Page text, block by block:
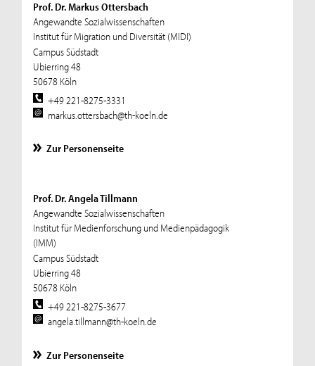
Prof. Dr. Markus Ottersbach
Angewandte Sozialwissenschaften
Institut für Migration und Diversität (MIDI)
Campus Südstadt
Ubierring 48
50678 Köln
+49 221-8275-3331
markus.ottersbach@th-koeln.de
Zur Personenseite
Prof. Dr. Angela Tillmann
Angewandte Sozialwissenschaften
Institut für Medienforschung und Medienpädagogik
(IMM)
Campus Südstadt
Ubierring 48
50678 Köln
+49 221-8275-3677
angela.tillmann@th-koeln.de
Zur Personenseite